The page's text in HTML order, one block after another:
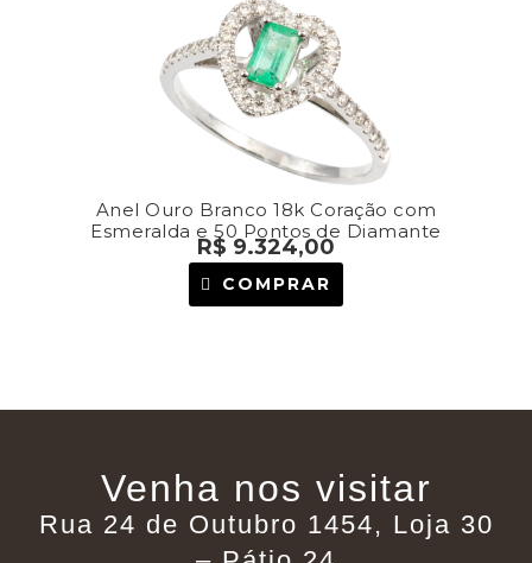
Anel Ouro Branco 18k Coração com
Esmeralda e 50 Pontos de Diamante
R$ 9.324,00
COMPRAR
Venha nos visitar
Rua 24 de Outubro 1454, Loja 30